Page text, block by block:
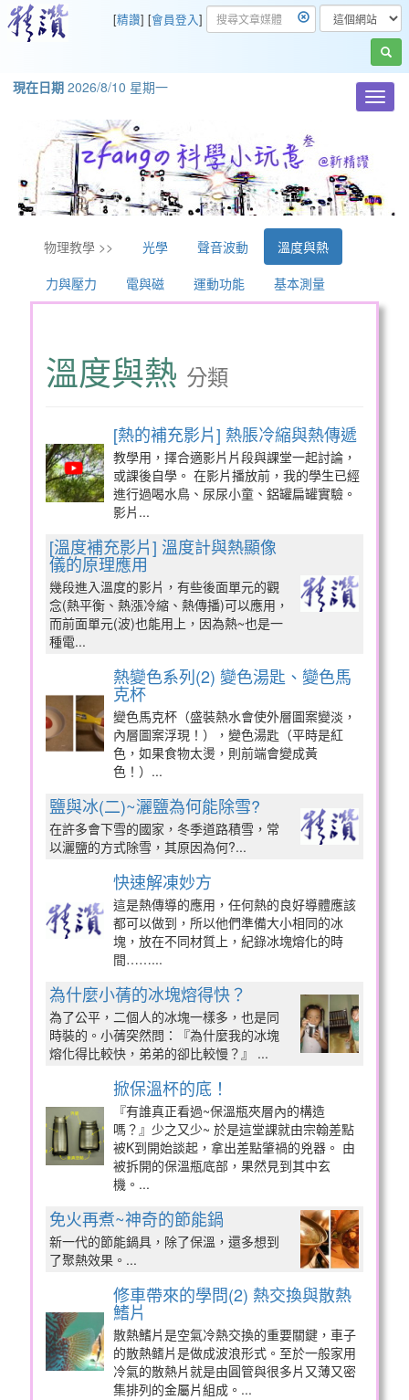
[精讚] [會員登入]
現在日期 2026/8/10 星期一
物理教學 >> 光學 聲音波動
溫度與熱
力與壓力
電與磁 運動功能 基本測量
溫度與熱 分類
[熱的補充影片] 熱脹冷縮與熱傳遞
教學用，擇合適影片片段與課堂一起討論，
或課後自學。 在影片播放前，我的學生已經
進行過喝水鳥、尿尿小童、鋁罐扁罐實驗。
影片...
[溫度補充影片] 溫度計與熱顯像
儀的原理應用
幾段進入溫度的影片，有些後面單元的觀
念(熱平衡、熱漲冷縮、熱傳播)可以應用，
而前面單元(波)也能用上，因為熱~也是一
種電...
熱變色系列(2) 變色湯匙、變色馬
克杯
變色馬克杯（盛裝熱水會使外層圖案變淡，
內層圖案浮現！），變色湯匙（平時是紅
色，如果食物太燙，則前端會變成黃
色！）...
鹽與冰(二)~灑鹽為何能除雪?
在許多會下雪的國家，冬季道路積雪，常
以灑鹽的方式除雪，其原因為何?...
快速解凍妙方
這是熱傳導的應用，任何熱的良好導體應該
都可以做到，所以他們準備大小相同的冰
塊，放在不同材質上，紀錄冰塊熔化的時
間……...
為什麼小蒨的冰塊熔得快？
為了公平，二個人的冰塊一樣多，也是同
時裝的。小蒨突然問：『為什麼我的冰塊
熔化得比較快，弟弟的卻比較慢？』 ...
掀保溫杯的底！
『有誰真正看過~保溫瓶夾層內的構造
嗎？』少之又少~ 於是這堂課就由宗翰差點
被K到開始談起，拿出差點肇禍的兇器。 由
被拆開的保溫瓶底部，果然見到其中玄
機。...
免火再煮~神奇的節能鍋
新一代的節能鍋具，除了保溫，還多想到
了聚熱效果。...
修車帶來的學問(2) 熱交換與散熱
鰭片
散熱鰭片是空氣冷熱交換的重要關鍵，車子
的散熱鳍片是做成波浪形式。至於一般家用
冷氣的散熱片就是由圓管與很多片又薄又密
集排列的金屬片組成。...